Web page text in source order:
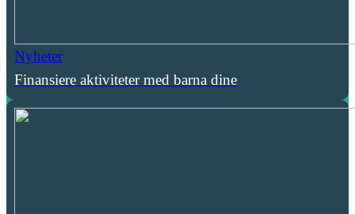
Nyheter
Finansiere aktiviteter med barna dine